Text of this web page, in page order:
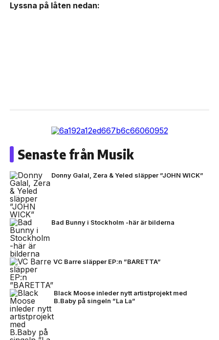
Lyssna på låten nedan:
Senaste från Musik
Donny Galal, Zera & Yeled släpper ”JOHN WICK”
Bad Bunny i Stockholm -här är bilderna
VC Barre släpper EP:n ”BARETTA”
Black Moose inleder nytt artistprojekt med
B.Baby på singeln ”La La”